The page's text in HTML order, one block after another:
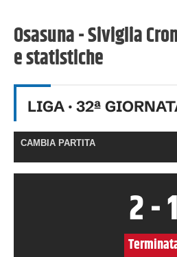
Osasuna - Siviglia
e statistiche
LIGA · 32ª
CAMBIA PARTITA
2-1